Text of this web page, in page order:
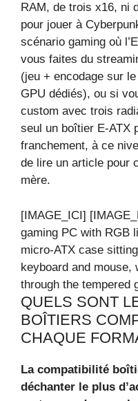
RAM, de trois x16, ni
pour jouer à
scénario gaming où
vous faites du
(jeu + encodage sur
GPU dédiés), ou si
custom avec trois
seul un boîtier E‑ATX
franchement, à ce
de lire un article pour
mère.
[IMAGE_ICI]
gaming PC with RGB
micro-ATX case
keyboard and mouse,
through the tempered
QUELS SONT
BOÎTIERS
CHAQUE
La compatibilité
déchanter le plus